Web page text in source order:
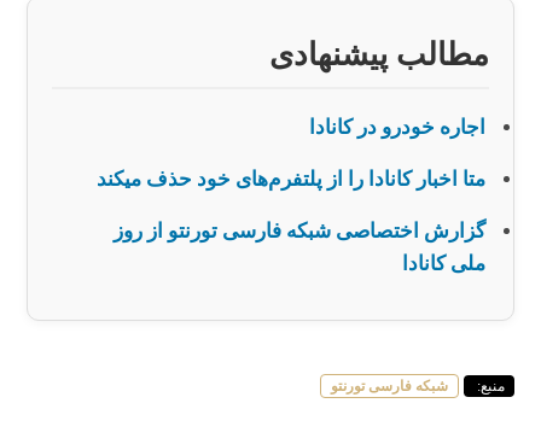
مطالب پیشنهادی
اجاره خودرو در کانادا
متا اخبار کانادا را از پلتفرم‌های خود حذف میکند
گزارش اختصاصی شبکه فارسی تورنتو از روز
ملی کانادا
منبع: شبکه فارسی تورنتو